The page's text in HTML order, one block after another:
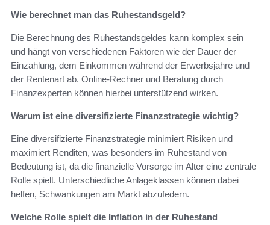
Wie berechnet man das Ruhestandsgeld?
Die Berechnung des Ruhestandsgeldes kann komplex sein
und hängt von verschiedenen Faktoren wie der Dauer der
Einzahlung, dem Einkommen während der Erwerbsjahre und
der Rentenart ab. Online-Rechner und Beratung durch
Finanzexperten können hierbei unterstützend wirken.
Warum ist eine diversifizierte Finanzstrategie wichtig?
Eine diversifizierte Finanzstrategie minimiert Risiken und
maximiert Renditen, was besonders im Ruhestand von
Bedeutung ist, da die finanzielle Vorsorge im Alter eine zentrale
Rolle spielt. Unterschiedliche Anlageklassen können dabei
helfen, Schwankungen am Markt abzufedern.
Welche Rolle spielt die Inflation in der Ruhestand